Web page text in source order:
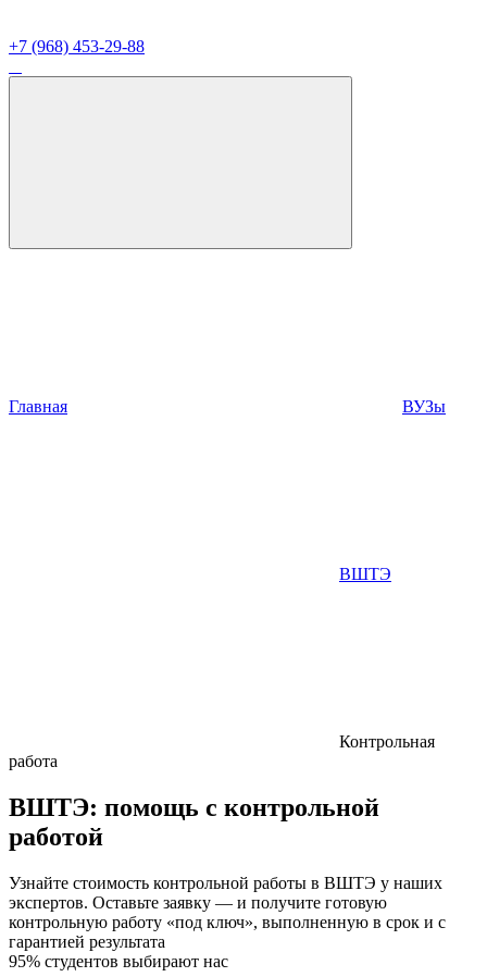
+7 (968) 453-29-88
Главная ВУЗы
ВШТЭ
Контрольная
работа
ВШТЭ: помощь с контрольной
работой
Узнайте стоимость контрольной работы в ВШТЭ у наших
экспертов. Оставьте заявку — и получите готовую
контрольную работу «под ключ», выполненную в срок и с
гарантией результата
95% студентов выбирают нас